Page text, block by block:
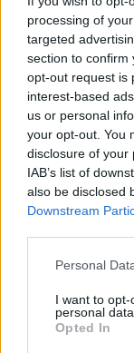
processing of
targeted
section to confirm
opt-out request is
interest-based
us or personal
your opt-out. You
disclosure of your
IAB’s list of
also be disclosed
Downstream
Personal
I want to
personal data.
Opted In
Π.Ο.Η.ΑΤ.), 6)
Λάρισας)
• Ατομικό
1) Σηφάκης
2) Μπούγλας
Λευκωσίας)
3)
4)
Γ.Σ.),
5) Σούλιος